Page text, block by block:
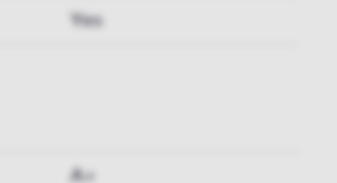
Yes
A+